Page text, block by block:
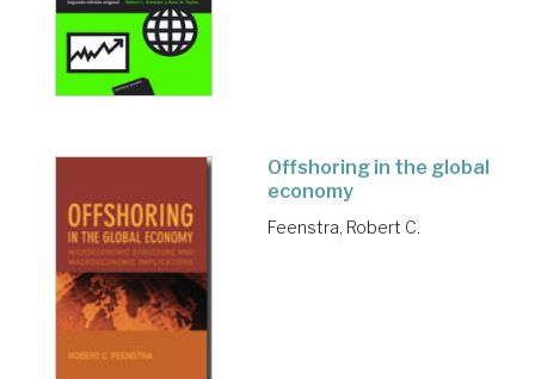
Offshoring in the global
economy
Feenstra, Robert C.